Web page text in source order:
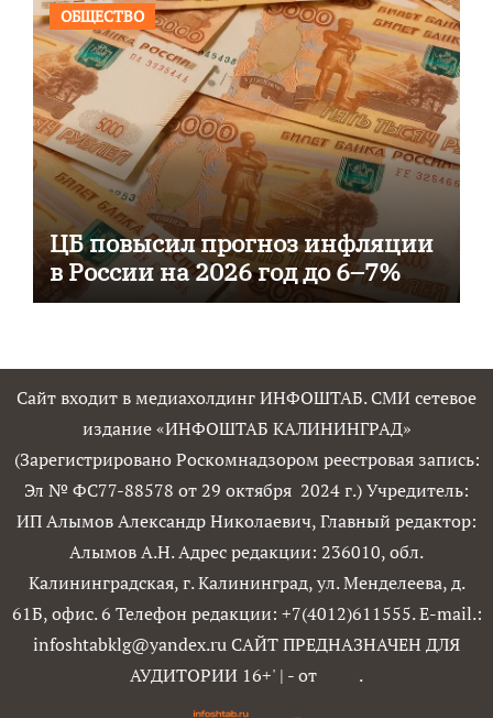
ОБЩЕСТВО
ЦБ повысил прогноз инфляции
в России на 2026 год до 6–7%
Сайт входит в медиахолдинг ИНФОШТАБ. СМИ сетевое
издание «ИНФОШТАБ КАЛИНИНГРАД»
(Зарегистрировано Роскомнадзором реестровая запись:
Эл № ФС77-88578 от 29 октября 2024 г.) Учредитель:
ИП Алымов Александр Николаевич, Главный редактор:
Алымов А.Н. Адрес редакции: 236010, обл.
Калининградская, г. Калининград, ул. Менделеева, д.
61Б, офис. 6 Телефон редакции: +7(4012)611555. E-mail.:
infoshtabklg@yandex.ru САЙТ ПРЕДНАЗНАЧЕН ДЛЯ
АУДИТОРИИ 16+' | - от .